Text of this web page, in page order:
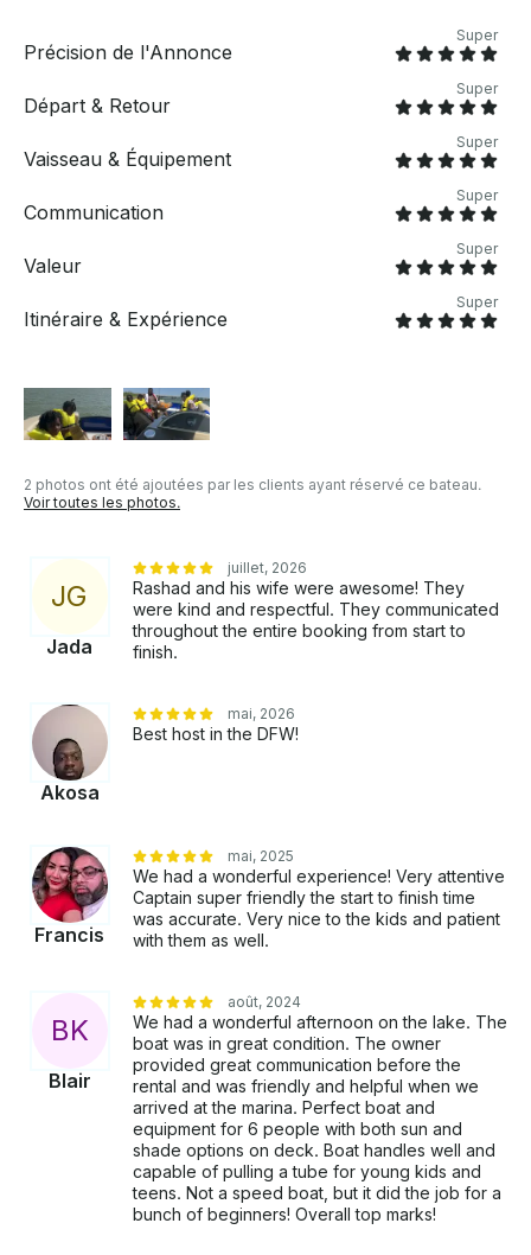
Précision de l'Annonce
Super
Départ & Retour
Super
Vaisseau & Équipement
Super
Communication
Super
Valeur
Super
Itinéraire & Expérience
Super
2 photos ont été ajoutées par les clients ayant réservé ce bateau.
Voir toutes les photos.
JG
Jada
juillet, 2026
Rashad and his wife were awesome! They
were kind and respectful. They communicated
throughout the entire booking from start to
finish.
Akosa
mai, 2026
Best host in the DFW!
Francis
mai, 2025
We had a wonderful experience! Very attentive
Captain super friendly the start to finish time
was accurate. Very nice to the kids and patient
with them as well.
BK
Blair
août, 2024
We had a wonderful afternoon on the lake. The
boat was in great condition. The owner
provided great communication before the
rental and was friendly and helpful when we
arrived at the marina. Perfect boat and
equipment for 6 people with both sun and
shade options on deck. Boat handles well and
capable of pulling a tube for young kids and
teens. Not a speed boat, but it did the job for a
bunch of beginners! Overall top marks!